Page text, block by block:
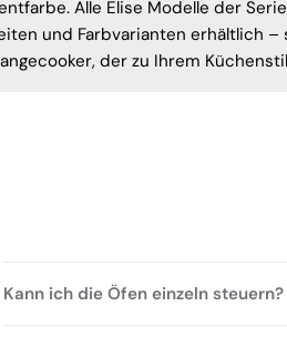
Alle Elise Modelle der
und Farbvarianten erhältlich –
der zu Ihrem
Kann ich die Öfen einzeln steuern?